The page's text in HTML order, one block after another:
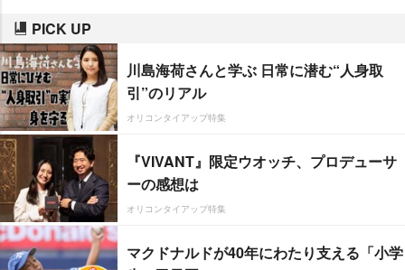
PICK UP
川島海荷さんと学ぶ 日常に潜む“人身取
引”のリアル
オリコンタイアップ特集
『VIVANT』限定ウオッチ、プロデューサ
ーの感想は
オリコンタイアップ特集
マクドナルドが40年にわたり支える「小学